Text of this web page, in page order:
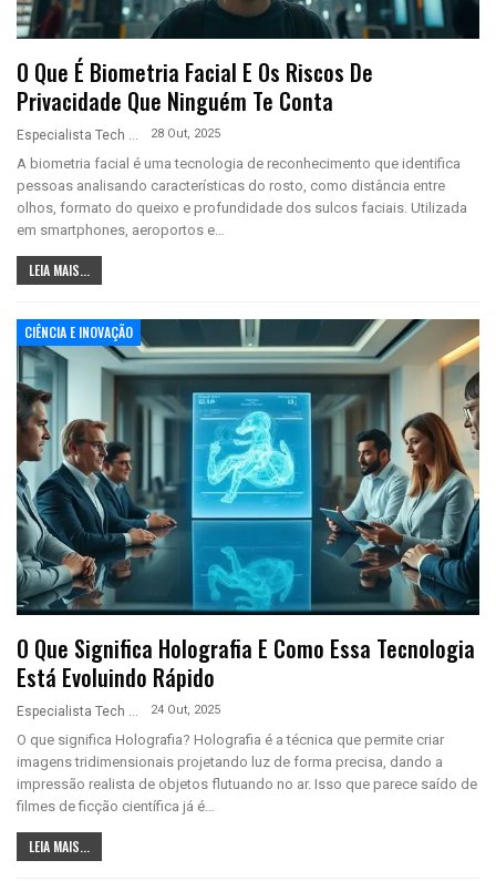
O Que É Biometria Facial E Os Riscos De
Privacidade Que Ninguém Te Conta
Especialista Tech 28 Out, 2025
A biometria facial é uma tecnologia de reconhecimento que identifica
pessoas analisando características do rosto, como distância entre
olhos, formato do queixo e profundidade dos sulcos faciais. Utilizada
em smartphones, aeroportos e…
LEIA MAIS...
CIÊNCIA E INOVAÇÃO
O Que Significa Holografia E Como Essa Tecnologia
Está Evoluindo Rápido
Especialista Tech 24 Out, 2025
O que significa Holografia? Holografia é a técnica que permite criar
imagens tridimensionais projetando luz de forma precisa, dando a
impressão realista de objetos flutuando no ar. Isso que parece saído de
filmes de ficção científica já é…
LEIA MAIS...